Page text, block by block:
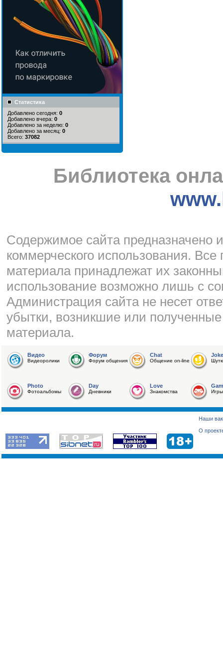
Статистика
Добавлено сегодня: 0
Добавлено вчера: 0
Добавлено за неделю: 0
Добавлено за месяц: 0
Всего: 37082
Библиотека
Cодержимое сайта предназначено
коммерческого использования.
материала принадлежат их
использование возможно лишь с
Администрация сайта не несет
убытки, возникшие или
материала.
Видео
Видеоролики
Форум
Форум общения
Chat
Общение on-line
Joke
Photo
Фотоальбомы
Day
Дневники
Love
Знакомства Игры
Наши
О